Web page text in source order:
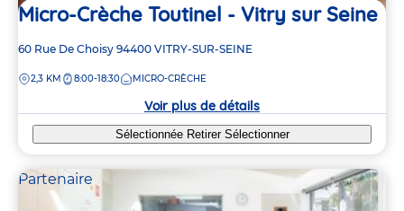
Micro-Crèche Toutinel - Vitry sur Seine
Adresse
la
60 Rue De Choisy 94400 VITRY-SUR-SEINE
DISTANCE
2,3 KM 8:00-18:30 MICRO-CRÈCHE
Voir plus de détails
Sélectionnée Retirer Sélectionner
Partenaire